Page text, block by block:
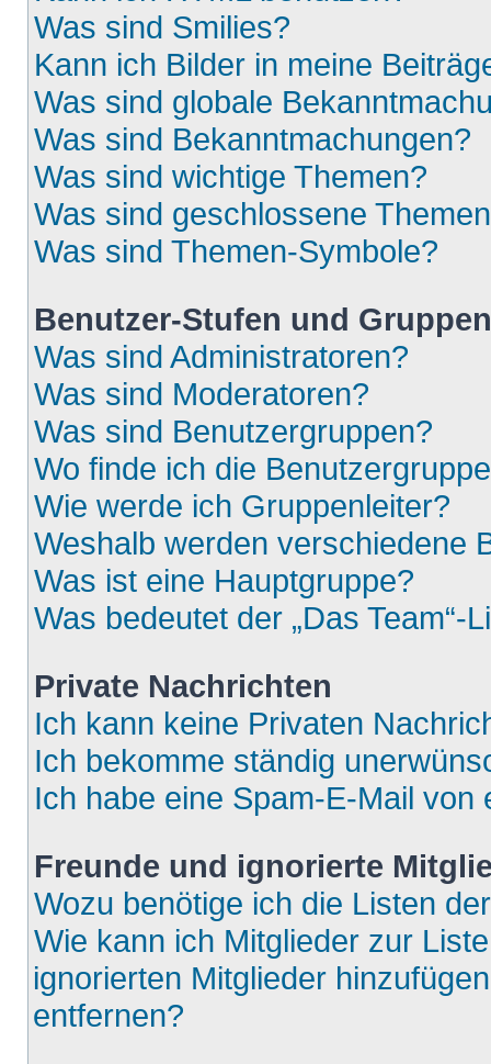
Was sind Smilies?
Kann ich Bilder in meine
Was sind globale
Was sind Bekanntmachungen?
Was sind wichtige Themen?
Was sind geschlossene
Was sind Themen-Symbole?
Benutzer-Stufen und Gruppen
Was sind Administratoren?
Was sind Moderatoren?
Was sind Benutzergruppen?
Wo finde ich die
Wie werde ich Gruppenleiter?
Weshalb werden verschiedene
Was ist eine Hauptgruppe?
Was bedeutet der „Das Team“-
Private Nachrichten
Ich kann keine Privaten
Ich bekomme ständig
Ich habe eine Spam-E-Mail
Freunde und ignorierte
Wozu benötige ich die Listen
Wie kann ich Mitglieder zur
ignorierten Mitglieder
entfernen?